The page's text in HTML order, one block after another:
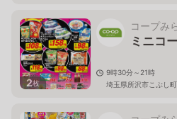
2枚
コープみ
ミニコ
9時30分～21時
埼玉県所沢市こぶし